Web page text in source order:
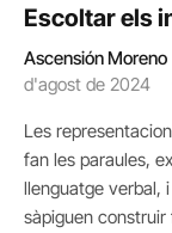
Escoltar els
Ascensión Moreno
d'agost de 2024
Les
fan les paraules,
llenguatge verbal,
sàpiguen construir